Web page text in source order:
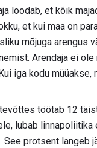
loodab, et kõik
et kui maa on
mõjuga arengus
Arendaja ei
iga kodu müüakse,
töötab 12
lubab
protsent langeb